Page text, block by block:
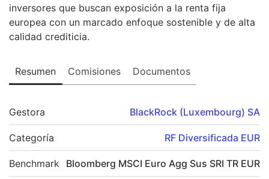
inversores que buscan exposición a la renta fija
europea con un marcado enfoque sostenible y de alta
calidad crediticia.
Resumen Comisiones Documentos
Gestora BlackRock (Luxembourg) SA
Categoría RF Diversificada EUR
Benchmark Bloomberg MSCI Euro Agg Sus SRI TR EUR